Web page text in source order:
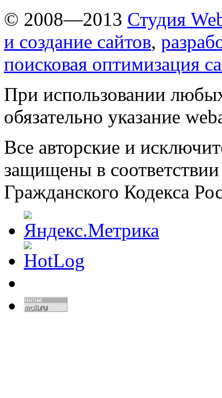
© 2008—2013 Студия
и создание сайтов,
поисковая оптимизация
При использовании
обязательно указание
Все авторские и
защищены в
Гражданского Кодекса